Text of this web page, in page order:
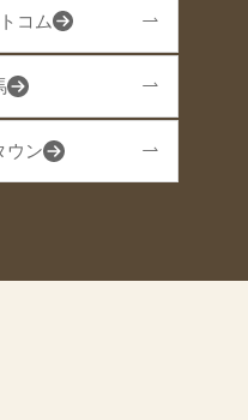
コム
ウン